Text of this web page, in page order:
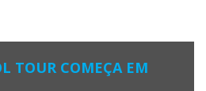
TOUR COMEÇA EM